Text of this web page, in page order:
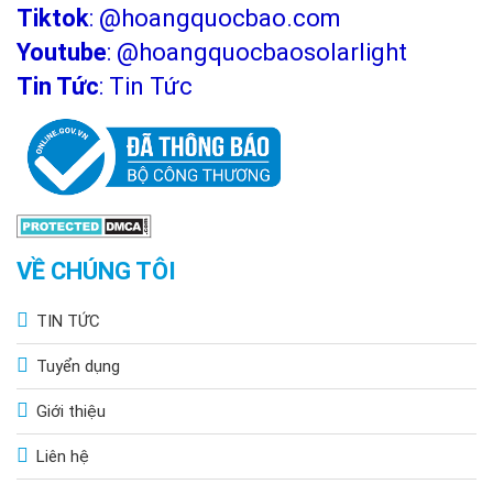
Tiktok: @hoangquocbao.com
Youtube: @hoangquocbaosolarlight
Tin Tức: Tin Tức
VỀ CHÚNG TÔI
TIN TỨC
Tuyển dụng
Giới thiệu
Liên hệ